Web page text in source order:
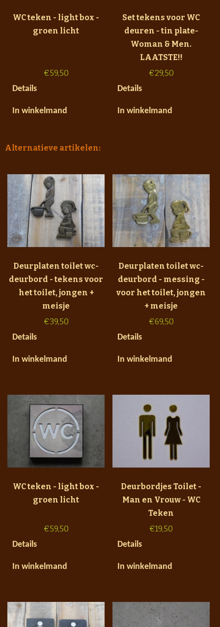
WC teken - light box -
groen licht
€59,50
Details
In winkelmand
Set tekens voor WC
deuren - tin plate-
Woman & Men.
LAATSTE!!
€29,50
Details
In winkelmand
Alternatieve artikelen:
Deurplaten toilet wc-
deurbord - tekens voor
het toilet, jongen +
meisje
€39,50
Details
In winkelmand
Deurplaten toilet wc-
deurbord - messing -
voor het toilet, jongen
+ meisje
€69,50
Details
In winkelmand
WC teken - light box -
groen licht
€59,50
Details
In winkelmand
Deurbordjes Toilet -
Man en Vrouw - WC
Teken
€19,50
Details
In winkelmand